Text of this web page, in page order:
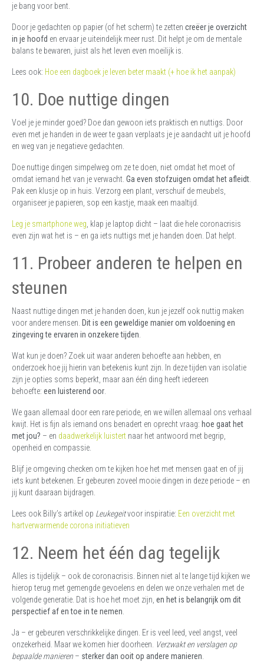
je bang voor bent.
Door je gedachten op papier (of het scherm) te zetten creëer je overzicht
in je hoofd en ervaar je uiteindelijk meer rust. Dit helpt je om de mentale
balans te bewaren, juist als het leven even moeilijk is.
Lees ook: Hoe een dagboek je leven beter maakt (+ hoe ik het aanpak)
10. Doe nuttige dingen
Voel je je minder goed? Doe dan gewoon iets praktisch en nuttigs. Door
even met je handen in de weer te gaan verplaats je je aandacht uit je hoofd
en weg van je negatieve gedachten.
Doe nuttige dingen simpelweg om ze te doen, niet omdat het moet of
omdat iemand het van je verwacht. Ga even stofzuigen omdat het afleidt.
Pak een klusje op in huis. Verzorg een plant, verschuif de meubels,
organiseer je papieren, sop een kastje, maak een maaltijd.
Leg je smartphone weg, klap je laptop dicht – laat die hele coronacrisis
even zijn wat het is – en ga iets nuttigs met je handen doen. Dat helpt.
11. Probeer anderen te helpen en
steunen
Naast nuttige dingen met je handen doen, kun je jezelf ook nuttig maken
voor andere mensen. Dit is een geweldige manier om voldoening en
zingeving te ervaren in onzekere tijden.
Wat kun je doen? Zoek uit waar anderen behoefte aan hebben, en
onderzoek hoe jij hierin van betekenis kunt zijn. In deze tijden van isolatie
zijn je opties soms beperkt, maar aan één ding heeft iedereen
behoefte: een luisterend oor.
We gaan allemaal door een rare periode, en we willen allemaal ons verhaal
kwijt. Het is fijn als iemand ons benadert en oprecht vraag: hoe gaat het
met jou? – en daadwerkelijk luistert naar het antwoord met begrip,
openheid en compassie.
Blijf je omgeving checken om te kijken hoe het met mensen gaat en of jij
iets kunt betekenen. Er gebeuren zoveel mooie dingen in deze periode – en
jij kunt daaraan bijdragen.
Lees ook Billy’s artikel op Leukegeitvoor inspiratie: Een overzicht met
hartverwarmende corona initiatieven
12. Neem het één dag tegelijk
Alles is tijdelijk – ook de coronacrisis. Binnen niet al te lange tijd kijken we
hierop terug met gemengde gevoelens en delen we onze verhalen met de
volgende generatie. Dat is hoe het moet zijn, en het is belangrijk om dit
perspectief af en toe in te nemen.
Ja – er gebeuren verschrikkelijke dingen. Er is veel leed, veel angst, veel
onzekerheid. Maar we komen hier doorheen. Verzwakt en verslagen op
bepaalde manieren – sterker dan ooit op andere manieren.